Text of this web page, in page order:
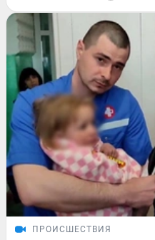
ПРОИСШЕСТВИЯ